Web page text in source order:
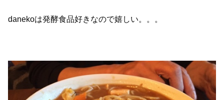
danekoは発酵食品好きなので嬉しい。。。